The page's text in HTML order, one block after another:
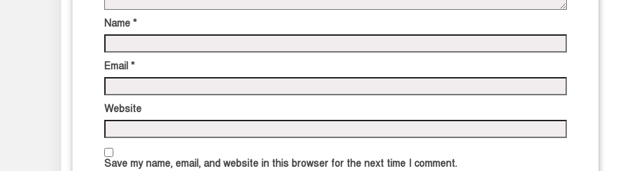
Name *
Email *
Website
Save my name, email, and website in this browser for the next time I comment.